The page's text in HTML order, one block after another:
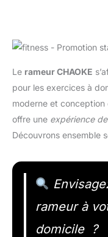
Le rameur CHAOKE
pour les exercices à
moderne et
offre une expérience
Découvrons ensemble
rameur à
domicile ?